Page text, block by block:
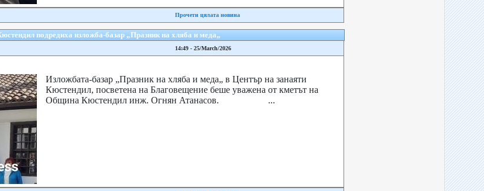
Прочети цялата новина
подредиха изложба-базар „Празник на хляба и меда„
14:49 - 25/March/2026
Изложбата-базар „Празник на хляба и меда„ в Център на занаяти
Кюстендил, посветена на Благовещение беше уважена от кметът на
Община Кюстендил инж. Огнян Атанасов. ...